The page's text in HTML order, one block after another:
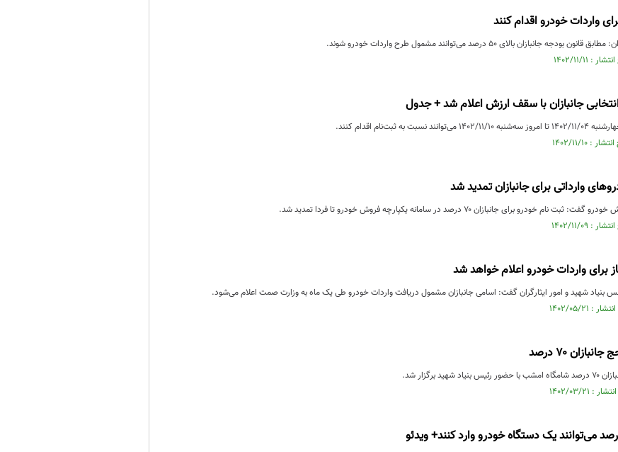
واردات خودرو اقدام کنند
جانبازان بالای ۵۰ درصد می‌توانند مشمول طرح واردات خودرو شوند.
جانبازان با سقف ارزش اعلام شد + جدول
وارداتی برای جانبازان تمدید شد
برای جانبازان ۷۰ درصد در سامانه یکپارچه فروش خودرو تا فردا تمدید شد.
برای واردات خودرو اعلام خواهد شد
بنیاد شهید و امور ایثارگران گفت: اسامی جانبازان مشمول دریافت واردات خودرو طی یک ماه به وزارت صمت اعلام می‌شود.
۷۰ درصد
برگزار شد.